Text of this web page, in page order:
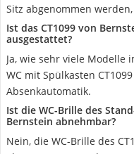
Sitz abgenommen
Ist das CT1099 von
ausgestattet?
Ja, wie sehr viele Modelle
WC mit Spülkasten
Absenkautomatik.
Ist die WC-Brille des
Bernstein abnehmbar?
Nein, die WC-Brille des